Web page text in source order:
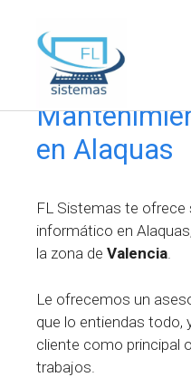
contenido
en Alaquas
FL Sistemas te
informático en
la zona de Valencia.
Le ofrecemos un
que lo entiendas todo,
cliente como principal
trabajos.